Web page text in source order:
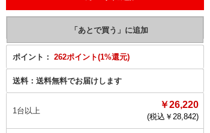
ポイント： 262ポイント(1%還元)
送料： 送料無料でお届けします
1台以上
￥26,220
(税込￥ 28,842)